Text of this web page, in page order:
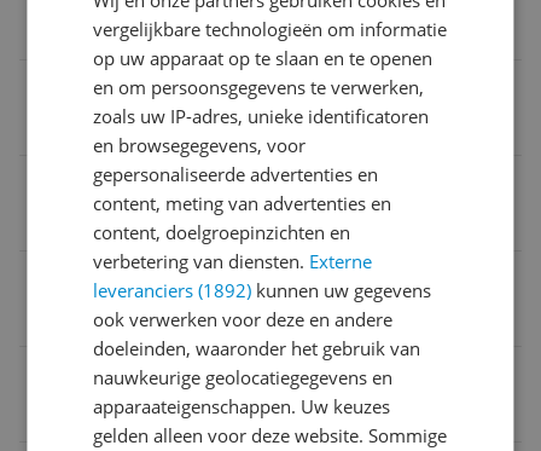
Verpakkingsinformatie
Proefpakket
Verpakkingsgewicht
Inhoud
Biologisch afbreekbaar
vergelijkbare technologieën om informatie
op uw apparaat op te slaan en te openen
en om persoonsgegevens te verwerken,
zoals uw IP-adres, unieke identificatoren
en browsegegevens, voor
gepersonaliseerde advertenties en
content, meting van advertenties en
content, doelgroepinzichten en
verbetering van diensten. Externe
leveranciers (1892) kunnen uw gegevens
ook verwerken voor deze en andere
doeleinden, waaronder het gebruik van
nauwkeurige geolocatiegegevens en
apparaateigenschappen. Uw keuzes
gelden alleen voor deze website. Sommige